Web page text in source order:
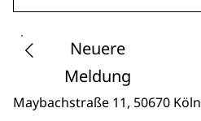
Neuere
Meldung
Maybachstraße 11, 50670 Köln